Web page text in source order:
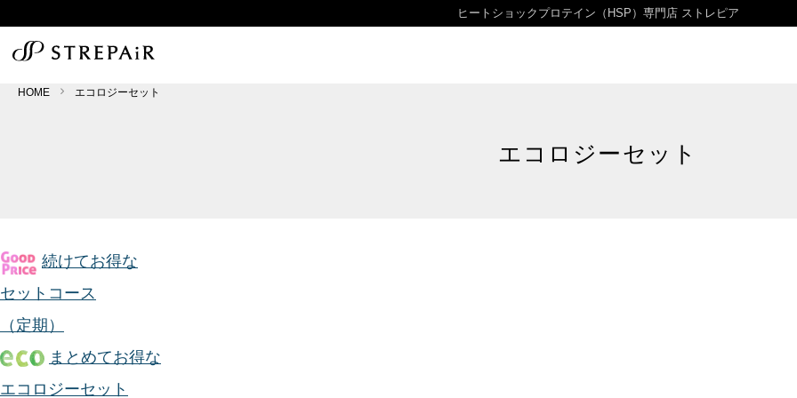
ヒートショックプロテイン（HSP）専門店 ストレピア
HOME エコロジーセット
エコロジーセット
続けてお得な
セットコース
（定期）
まとめてお得な
エコロジーセット